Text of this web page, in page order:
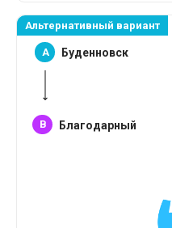
Альтернативный вариант
A Буденновск
B Благодарный